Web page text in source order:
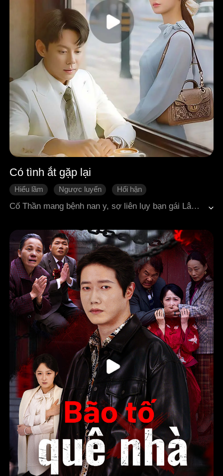
Có tình ắt gặp lại
Hiểu lầm Ngược luyến
Hối hận
Gương vỡ lại lành
Ngôn tình hiện đại
Cố Thần mang bệnh nan y, sợ liên lụy bạn gái Lâm Nhược Hi nên đã tàn nhẫn xua đuổi cô, thậm chí tình nguyện làm người thử thuốc cho nhà tài phiệt để đổi lấy cơ hội phát triển cho cô.Ba năm sau, định mệnh trớ trêu khiến hai người bất ngờ gặp lại. Khi sự sống của Cố Thần chỉ còn đếm từng ngày, anh hết lần này đến lần khác đẩy người con gái vẫn còn yêu mình sâu đậm ra xa.Hai con người khổ mệnh bị số phận trêu ngươi, cuối cùng vẫn phá vỡ xiềng xích, lựa chọn yêu nhau và ở bên nhau đến cuối đời.